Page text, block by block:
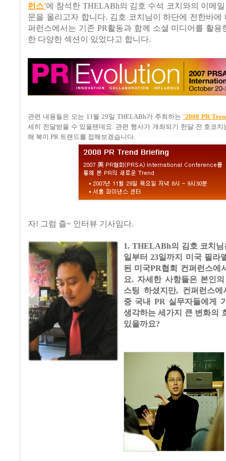
런스'에 참석한 THELABh의 김호 수석 코치와의 이메
문을 올리고자 합니다. 김호 코치님이 하단에 전한바에
퍼런스에서는 기존 PR활동과 함께 소셜 미디어를 활용
한 다양한 섹션이 있었다고 합니다.
관련 내용들은 오는 11월 29일 THELABh가 주최하는 '2008 PR
세히 전달받을 수 있을텐데요. 관련 행사가 개최되기 한달 전 호코
해 북미 PR 트랜드를 접해보겠습니다.
자! 그럼 즐~ 인터뷰 기사임다.
1. THELABh의 김호 코치님
일부터 23일까지 미국 필라
된 미국PR협회 컨퍼런스에
요. 자세한 사항들은 본인
스팅 하셨지만, 컨퍼런스
중 국내 PR 실무자들에게
생각하는 세가지 큰 변화의
있을까요?